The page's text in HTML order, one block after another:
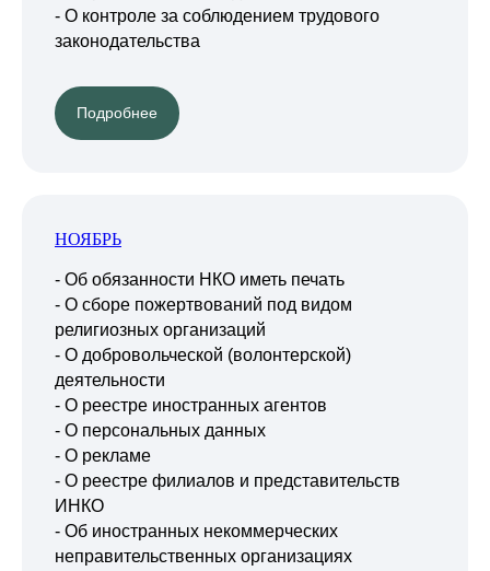
- О контроле за соблюдением трудового
законодательства
Подробнее
НОЯБРЬ
- Об обязанности НКО иметь печать
- О сборе пожертвований под видом
религиозных организаций
- О добровольческой (волонтерской)
деятельности
- О реестре иностранных агентов
- О персональных данных
- О рекламе
- О реестре филиалов и представительств
ИНКО
- Об иностранных некоммерческих
неправительственных организациях